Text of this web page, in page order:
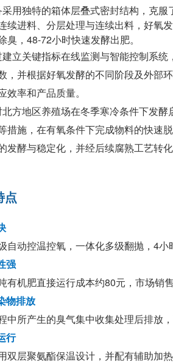
用独特的箱体层叠式密封结构，克
续进料、分层处理与连续出料，好氧
臭，48-72小时快速发酵出肥。
立关键指标在线监测与智能控制系
，并根据好氧发酵的不同阶段及外部
效率和产品质量。
方地区养殖场在冬季寒冷条件下发
措施，在有氧条件下完成物料的快速
发酵与稳定化，并经后续腐熟工艺转化
点
自动控温控氧，一体化多级翻抛，4
强
有机肥直接运行成本约80元，市场销
物排放
中所产生的臭气集中收集处理后排放
行
双层聚氨酯保温设计，并配有辅助加